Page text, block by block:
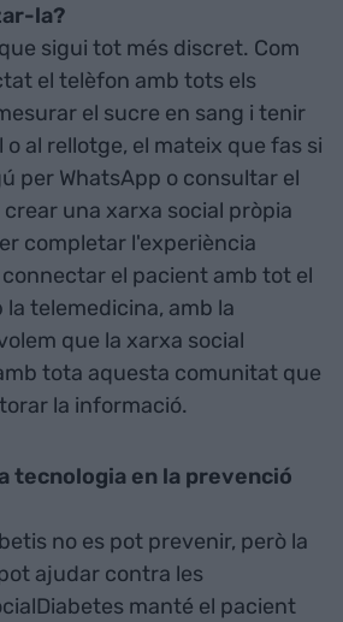
la?
sigui tot més discret. Com
el telèfon amb tots els
el sucre en sang i tenir
al rellotge, el mateix que fas si
per WhatsApp o consultar el
una xarxa social pròpia
completar l'experiència
el pacient amb tot el
telemedicina, amb la
que la xarxa social
tota aquesta comunitat que
la informació.
tecnologia en la prevenció
no es pot prevenir, però la
ajudar contra les
manté el pacient